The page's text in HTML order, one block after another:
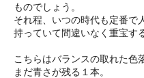
ものでしょう。
それ程、いつの時代も定番で
持っていて間違いなく重宝す
こちらはバランスの取れた色
まだ青さが残る１本。